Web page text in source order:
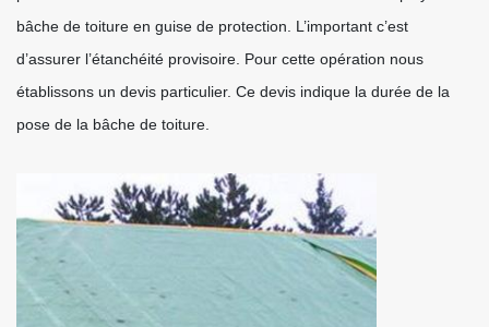
bâche de toiture en guise de protection. L’important c’est
d’assurer l’étanchéité provisoire. Pour cette opération nous
établissons un devis particulier. Ce devis indique la durée de la
pose de la bâche de toiture.